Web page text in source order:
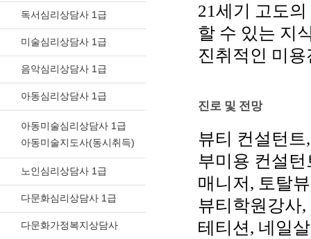
독서심리상담사 1급
미술심리상담사 1급
음악심리상담사 1급
아동심리상담사 1급
아동미술심리상담사 1급
아동미술지도사(동시취득)
노인심리상담사 1급
다문화심리상담사 1급
다문화가정복지상담사
21세기 고도
할 수 있는 지
진취적인 미
진로 및 전망
뷰티 컨설턴트
부미용 컨설턴
매니저, 토탈
뷰티학원강사,
테티션, 네일